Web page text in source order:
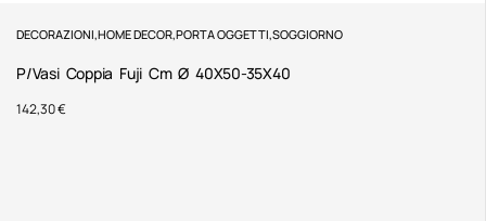
DECORAZIONI,HOME DECOR,PORTA OGGETTI,SOGGIORNO
P/Vasi Coppia Fuji Cm Ø 40X50-35X40
142,30€